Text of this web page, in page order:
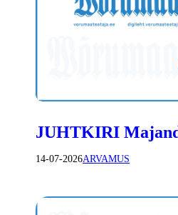
JUHTKIRI
14-07-2026ARVAMUS